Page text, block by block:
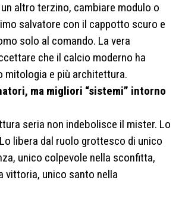
altro terzino, cambiare modulo o
salvatore con il cappotto scuro e
solo al comando. La vera
che il calcio moderno ha
mitologia e più architettura.
ma migliori “sistemi” intorno
seria non indebolisce il mister. Lo
libera dal ruolo grottesco di unico
unico colpevole nella sconfitta,
vittoria, unico santo nella